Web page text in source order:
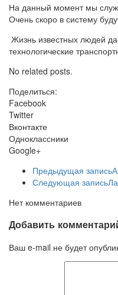
На данный момент мы
Очень скоро в систему
Жизнь известных людей
технологические
No related posts.
Поделиться:
Facebook
Twitter
Вконтакте
Одноклассники
Google+
Предыдущая запись
Следующая запись
Нет комментариев
Добавить
Ваш e-mail не будет